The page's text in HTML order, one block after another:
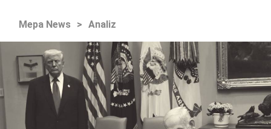
Mepa News > Analiz